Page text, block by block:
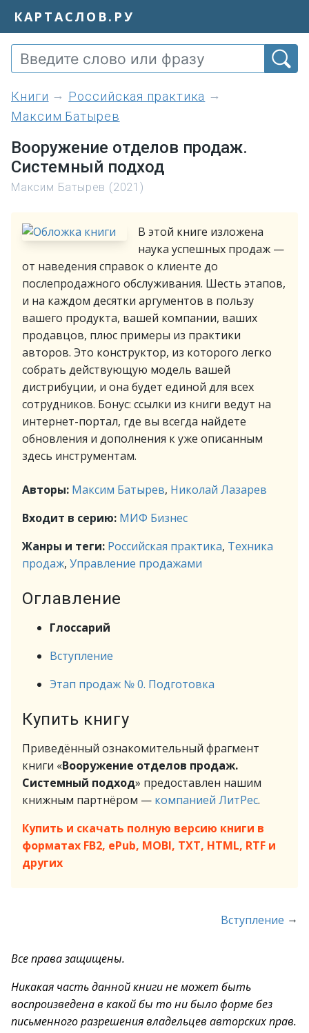
КАРТАСЛОВ.РУ
книги
Российская практика
Максим Батырев
Вооружение отделов продаж.
Системный подход
Максим Батырев (2021)
В этой книге изложена
наука успешных продаж —
от наведения справок о клиенте до
послепродажного обслуживания. Шесть этапов,
и на каждом десятки аргументов в пользу
вашего продукта, вашей компании, ваших
продавцов, плюс примеры из практики
авторов. Это конструктор, из которого легко
собрать действующую модель вашей
дистрибуции, и она будет единой для всех
сотрудников. Бонус: ссылки из книги ведут на
интернет-портал, где вы всегда найдете
обновления и дополнения к уже описанным
здесь инструментам.
Авторы: Максим Батырев, Николай Лазарев
Входит в серию: МИФ Бизнес
Жанры и теги: Российская практика, Техника
продаж, Управление продажами
Оглавление
Глоссарий
Вступление
Этап продаж № 0. Подготовка
Купить книгу
Приведённый ознакомительный фрагмент
книги «Вооружение отделов продаж.
Системный подход» предоставлен нашим
книжным партнёром — компанией ЛитРес.
Купить и скачать полную версию книги в
форматах FB2, ePub, MOBI, TXT, HTML, RTF и
других
Вступление →
Все права защищены.
Никакая часть данной книги не может быть
воспроизведена в какой бы то ни было форме без
письменного разрешения владельцев авторских прав.